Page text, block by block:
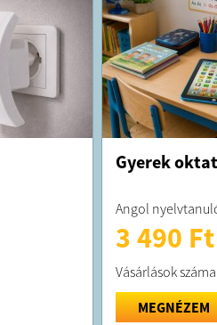
Gyerek
Angol
3 490 Ft
Vásárlások
MEGNÉZEM